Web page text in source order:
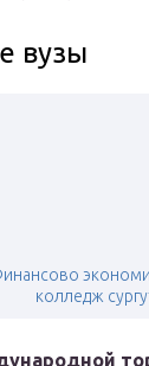
вузы
колледж